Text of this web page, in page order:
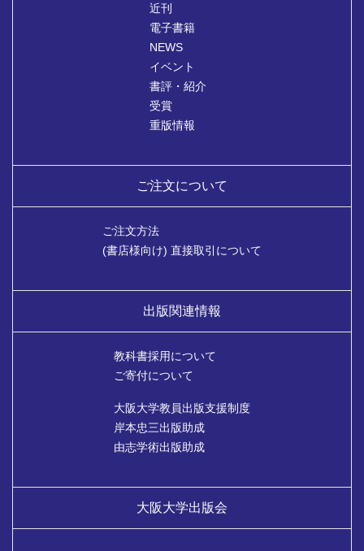
近刊
電子書籍
NEWS
イベント
書評・紹介
受賞
重版情報
ご注文について
ご注文方法
(書店様向け) 直接取引について
出版関連情報
教科書採用について
ご寄付について
大阪大学教員出版支援制度
岸本忠三出版助成
由志学術出版助成
大阪大学出版会